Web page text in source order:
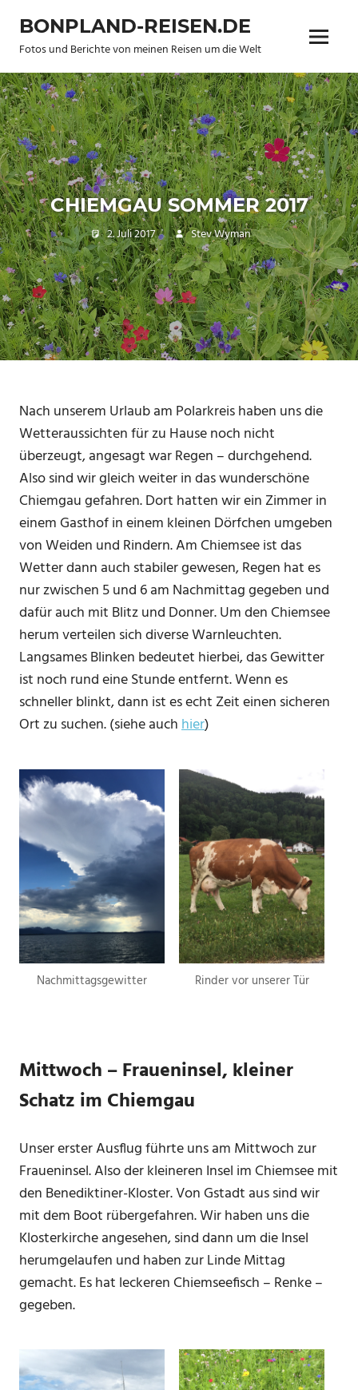
Inhalt
springen
BONPLAND-REISEN.DE
Fotos und Berichte von meinen Reisen um die Welt Menü
CHIEMGAU SOMMER 2017
2. Juli 2017 Stev Wyman Trip
Nach unserem Urlaub am Polarkreis haben uns die
Wetteraussichten für zu Hause noch nicht
überzeugt, angesagt war Regen – durchgehend.
Also sind wir gleich weiter in das wunderschöne
Chiemgau gefahren. Dort hatten wir ein Zimmer in
einem Gasthof in einem kleinen Dörfchen umgeben
von Weiden und Rindern. Am Chiemsee ist das
Wetter dann auch stabiler gewesen, Regen hat es
nur zwischen 5 und 6 am Nachmittag gegeben und
dafür auch mit Blitz und Donner. Um den Chiemsee
herum verteilen sich diverse Warnleuchten.
Langsames Blinken bedeutet hierbei, das Gewitter
ist noch rund eine Stunde entfernt. Wenn es
schneller blinkt, dann ist es echt Zeit einen sicheren
Ort zu suchen. (siehe auchhier)
Nachmittagsgewitter Rinder vor unserer Tür
Mittwoch – Fraueninsel, kleiner
Schatz im Chiemgau
Unser erster Ausflug führte uns am Mittwoch zur
Fraueninsel. Also der kleineren Insel im Chiemsee mit
den Benediktiner-Kloster. Von Gstadt aus sind wir
mit dem Boot rübergefahren. Wir haben uns die
Klosterkirche angesehen, sind dann um die Insel
herumgelaufen und haben zur Linde Mittag
gemacht. Es hat leckeren Chiemseefisch – Renke –
gegeben.